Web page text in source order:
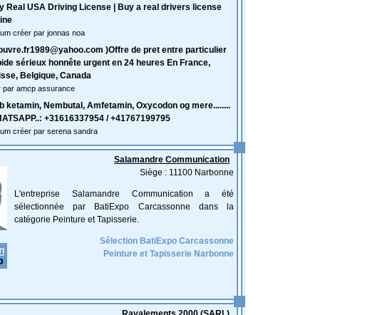
Real USA Driving License | Buy a real drivers license
créer par jonnas noa
)Offre de pret entre particulier
sérieux honnête urgent en 24 heures En France,
Belgique, Canada
par amcp assurance
ketamin, Nembutal, Amfetamin, Oxycodon og mere........
+31616337954 / +41767199795
créer par serena sandra
Salamandre Communication
Siège : 11100 Narbonne
L'entreprise Salamandre Communication a été
sélectionnée par BatiExpo Carcassonne dans la
catégorie Peinture et Tapisserie.
Sélection BatiExpo Carcassonne
Peinture et Tapisserie Narbonne